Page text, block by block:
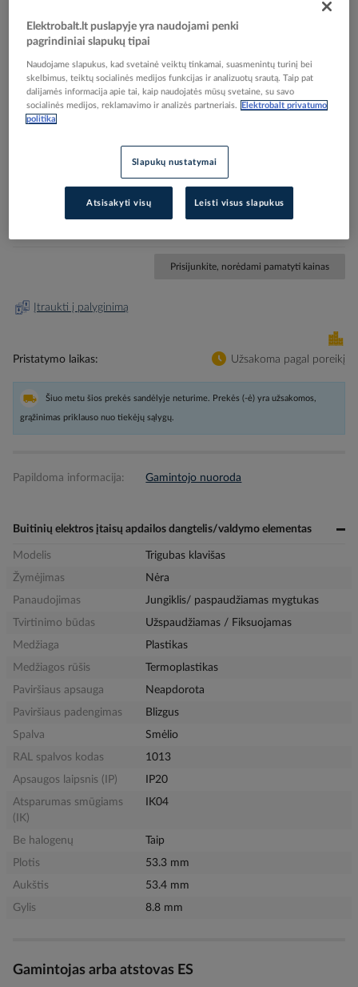
Skip
the
Reali prekė gali skirtis nuo pavaizduotos nuotraukoje
Klavišas trigubam jungikliui dramblio kaulo spalvos
VALENA LIFE - LEGRAND
Prisijunkite, norėdami pamatyti kainas
Įtraukti į palyginimą
Pristatymo laikas Užsakoma pagal poreikį
Šiuo metu šios prekės sandėlyje neturime. Prekės (-ė) yra užsakomos,
grąžinimas priklauso nuo tiekėjų sąlygų.
Papildoma informacija: Gamintojo nuoroda
Buitinių elektros įtaisų apdailos dangtelis/valdymo elementas
Modelis
Trigubas klavišas
Žymėjimas
Nėra
Panaudojimas
Jungiklis/ paspaudžiamas mygtukas
Tvirtinimo būdas
Užspaudžiamas / Fiksuojamas
Medžiaga
Plastikas
Medžiagos rūšis
Termoplastikas
Paviršiaus apsauga
Neapdorota
Paviršiaus padengimas
Blizgus
Spalva
Smėlio
RAL spalvos kodas
1013
Apsaugos laipsnis (IP)
IP20
Atsparumas smūgiams
(IK)
IK04
Be halogenų
Taip
Plotis
53.3 mm
Aukštis
53.4 mm
Gylis
8.8 mm
Gamintojas arba atstovas ES
Elektrobalt.lt puslapyje yra naudojami penki
pagrindiniai slapukų tipai
Naudojame slapukus, kad svetainė veiktų tinkamai, suasmenintų turinį bei
skelbimus, teiktų socialinės medijos funkcijas ir analizuotų srautą. Taip pat
dalijamės informacija apie tai, kaip naudojatės mūsų svetaine, su savo
socialinės medijos, reklamavimo ir analizės partneriais.
Elektrobalt privatumo
politika
Slapukų nustatymai
Atsisakyti visų Leisti visus slapukus